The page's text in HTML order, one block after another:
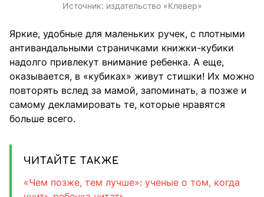
Источник: издательство «Клевер»
Яркие, удобные для маленьких ручек, с плотными
антивандальными страничками книжки-кубики
надолго привлекут внимание ребенка. А еще,
оказывается, в «кубиках» живут стишки! Их можно
повторять вслед за мамой, запоминать, а позже и
самому декламировать те, которые нравятся
больше всего.
ЧИТАЙТЕ ТАКЖЕ
«Чем позже, тем лучше»: ученые о том, когда